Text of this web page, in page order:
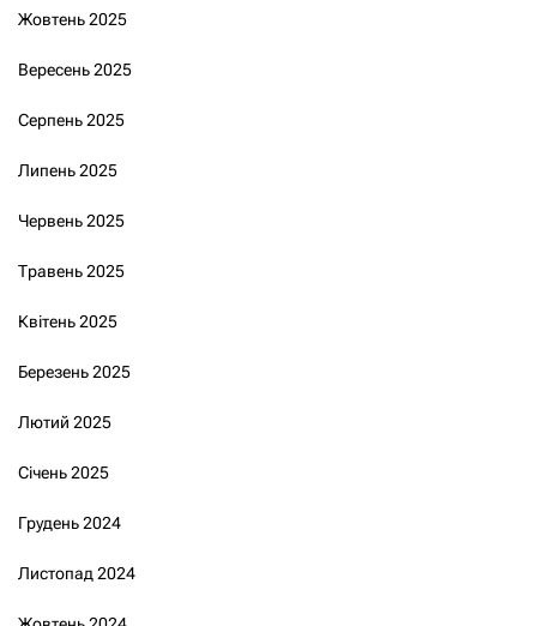
Жовтень 2025
Вересень 2025
Серпень 2025
Липень 2025
Червень 2025
Травень 2025
Квітень 2025
Березень 2025
Лютий 2025
Січень 2025
Грудень 2024
Листопад 2024